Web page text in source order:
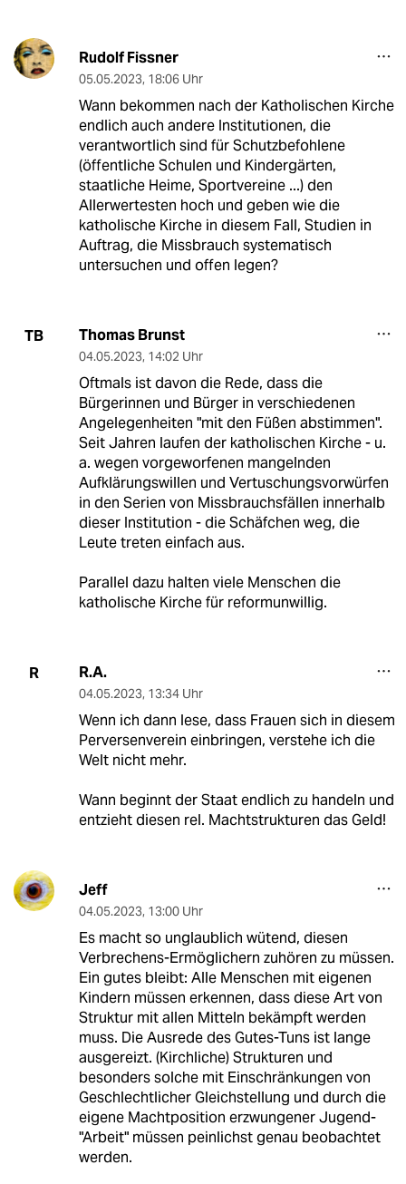
Rudolf Fissner
05.05.2023, 18:06 Uhr
Wann bekommen nach der Katholischen Kirche
endlich auch andere Institutionen, die
verantwortlich sind für Schutzbefohlene
(öffentliche Schulen und Kindergärten,
staatliche Heime, Sportvereine ...) den
Allerwertesten hoch und geben wie die
katholische Kirche in diesem Fall, Studien in
Auftrag, die Missbrauch systematisch
untersuchen und offen legen?
TB Thomas Brunst
04.05.2023, 14:02 Uhr
Oftmals ist davon die Rede, dass die
Bürgerinnen und Bürger in verschiedenen
Angelegenheiten "mit den Füßen abstimmen".
Seit Jahren laufen der katholischen Kirche - u.
a. wegen vorgeworfenen mangelnden
Aufklärungswillen und Vertuschungsvorwürfen
in den Serien von Missbrauchsfällen innerhalb
dieser Institution - die Schäfchen weg, die
Leute treten einfach aus.
Parallel dazu halten viele Menschen die
katholische Kirche für reformunwillig.
R R.A.
04.05.2023, 13:34 Uhr
Wenn ich dann lese, dass Frauen sich in diesem
Perversenverein einbringen, verstehe ich die
Welt nicht mehr.
Wann beginnt der Staat endlich zu handeln und
entzieht diesen rel. Machtstrukturen das Geld!
Jeff
04.05.2023, 13:00 Uhr
Es macht so unglaublich wütend, diesen
Verbrechens-Ermöglichern zuhören zu müssen.
Ein gutes bleibt: Alle Menschen mit eigenen
Kindern müssen erkennen, dass diese Art von
Struktur mit allen Mitteln bekämpft werden
muss. Die Ausrede des Gutes-Tuns ist lange
ausgereizt. (Kirchliche) Strukturen und
besonders solche mit Einschränkungen von
Geschlechtlicher Gleichstellung und durch die
eigene Machtposition erzwungener Jugend-
"Arbeit" müssen peinlichst genau beobachtet
werden.